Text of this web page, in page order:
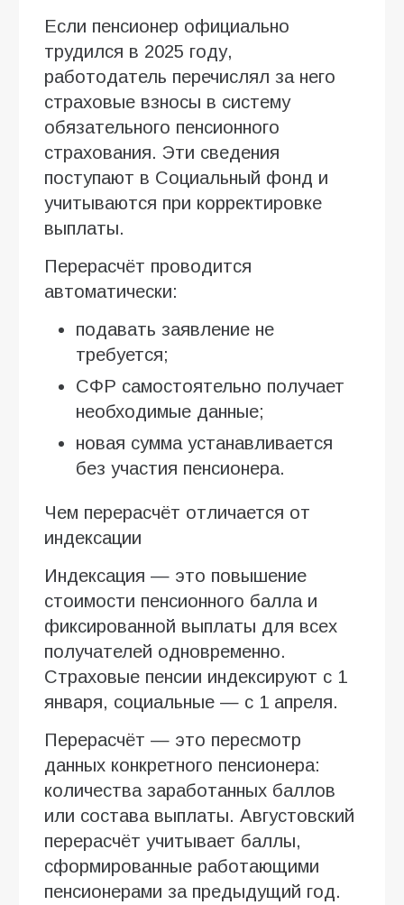
Если пенсионер официально
трудился в 2025 году,
работодатель перечислял за него
страховые взносы в систему
обязательного пенсионного
страхования. Эти сведения
поступают в Социальный фонд и
учитываются при корректировке
выплаты.
Перерасчёт проводится
автоматически:
подавать заявление не
требуется;
СФР самостоятельно получает
необходимые данные;
новая сумма устанавливается
без участия пенсионера.
Чем перерасчёт отличается от
индексации
Индексация — это повышение
стоимости пенсионного балла и
фиксированной выплаты для всех
получателей одновременно.
Страховые пенсии индексируют с 1
января, социальные — с 1 апреля.
Перерасчёт — это пересмотр
данных конкретного пенсионера:
количества заработанных баллов
или состава выплаты. Августовский
перерасчёт учитывает баллы,
сформированные работающими
пенсионерами за предыдущий год.